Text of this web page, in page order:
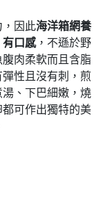
，因此海洋箱網養
有口感，不遜於野
肉柔軟而且含脂
性且沒有刺，煎
、下巴細嫩，燒
可作出獨特的美